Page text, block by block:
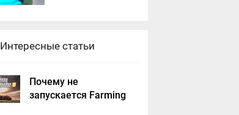
Интересные статьи
Почему не
запускается Farming